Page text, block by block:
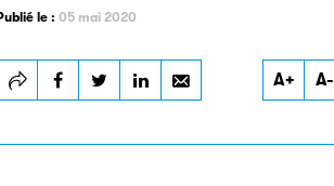
le : 05 mai 2020
A+ A-